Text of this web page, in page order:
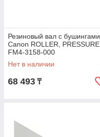
Резиновый вал с бушингами
Canon ROLLER, PRESSURE,
FM4-3158-000
Нет в наличии
68 493 ₸